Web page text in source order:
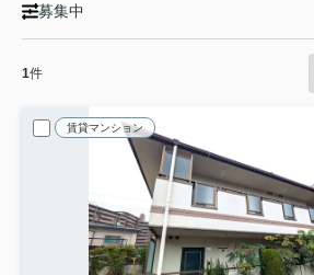
募集中
1件
賃貸マンション